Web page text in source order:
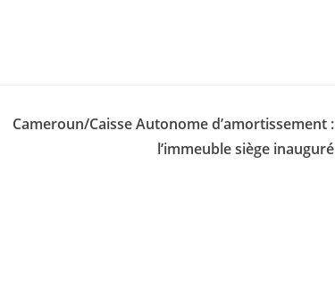
Cameroun/Caisse Autonome d’amortissement :
l’immeuble siège inauguré